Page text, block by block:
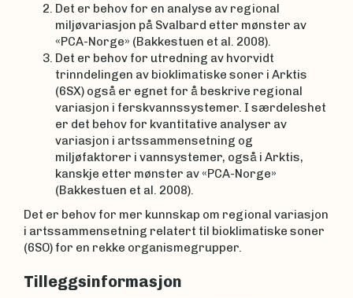
Det er behov for en analyse av regional
miljøvariasjon på Svalbard etter mønster av
«PCA-Norge» (Bakkestuen et al. 2008).
Det er behov for utredning av hvorvidt
trinndelingen av bioklimatiske soner i Arktis
(6SX) også er egnet for å beskrive regional
variasjon i ferskvannssystemer. I særdeleshet
er det behov for kvantitative analyser av
variasjon i artssammensetning og
miljøfaktorer i vannsystemer, også i Arktis,
kanskje etter mønster av «PCA-Norge»
(Bakkestuen et al. 2008).
Det er behov for mer kunnskap om regional variasjon
i artssammensetning relatert til bioklimatiske soner
(6SO) for en rekke organismegrupper.
Tilleggsinformasjon